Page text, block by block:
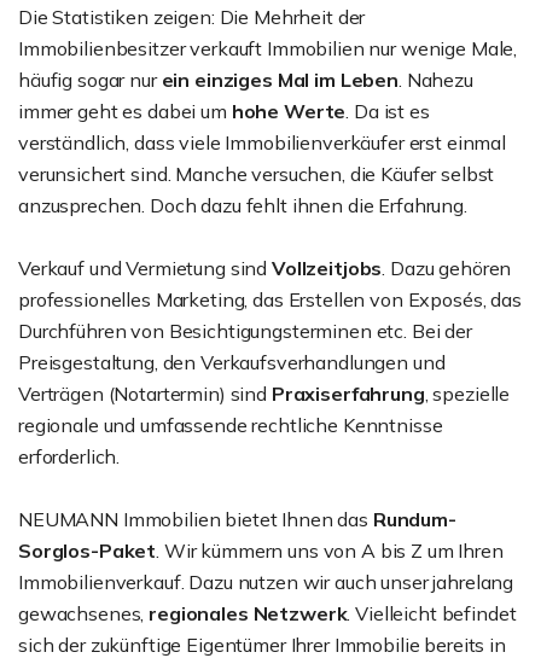
Die Statistiken zeigen: Die Mehrheit der
Immobilienbesitzer verkauft Immobilien nur wenige Male,
häufig sogar nur ein einziges Mal im Leben. Nahezu
immer geht es dabei um hohe Werte. Da ist es
verständlich, dass viele Immobilienverkäufer erst einmal
verunsichert sind. Manche versuchen, die Käufer selbst
anzusprechen. Doch dazu fehlt ihnen die Erfahrung.
Verkauf und Vermietung sind Vollzeitjobs. Dazu gehören
professionelles Marketing, das Erstellen von Exposés, das
Durchführen von Besichtigungsterminen etc. Bei der
Preisgestaltung, den Verkaufsverhandlungen und
Verträgen (Notartermin) sind Praxiserfahrung, spezielle
regionale und umfassende rechtliche Kenntnisse
erforderlich.
NEUMANN Immobilien bietet Ihnen das Rundum-
Sorglos-Paket. Wir kümmern uns von A bis Z um Ihren
Immobilienverkauf. Dazu nutzen wir auch unser jahrelang
gewachsenes, regionales Netzwerk. Vielleicht befindet
sich der zukünftige Eigentümer Ihrer Immobilie bereits in